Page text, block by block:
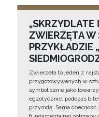
„SKRZYDLATE
ZWIERZĘTA W
PRZYKŁADZIE
Zwierzęta to jeden z
przygotowywanych w
symbolicznie jako
egzotycznie, podczas
przyrodą. Sama